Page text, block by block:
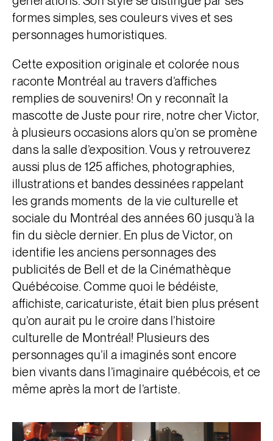
formes simples, ses couleurs vives et ses
personnages humoristiques.
Cette exposition originale et colorée nous
raconte Montréal au travers d’affiches
remplies de souvenirs! On y reconnaît la
mascotte deJuste pour rire, notre cher Victor,
à plusieurs occasions alors qu’on se promène
dans la salle d’exposition. Vous y retrouverez
aussi plus de 125 affiches, photographies,
illustrations et bandes dessinées rappelant
les grands moments de la vie culturelle et
sociale du Montréal des années 60 jusqu’à la
fin du siècle dernier. En plus de Victor, on
identifie les anciens personnages des
publicités de Bell et de la Cinémathèque
Québécoise. Comme quoi le bédéiste,
affichiste, caricaturiste, était bien plus présent
qu’on aurait pu le croire dans l’histoire
culturelle de Montréal! Plusieurs des
personnages qu’il a imaginés sont encore
bien vivants dans l’imaginaire québécois, et ce
même après la mort de l’artiste.